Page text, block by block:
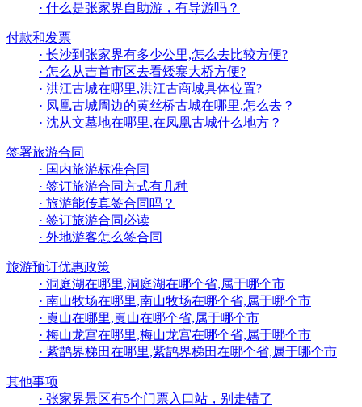
· 什么是张家界自助游，有导游吗？
付款和发票
· 长沙到张家界有多少公里,怎么去比较方便?
· 怎么从吉首市区去看矮寨大桥方便?
· 洪江古城在哪里,洪江古商城具体位置?
· 凤凰古城周边的黄丝桥古城在哪里,怎么去？
· 沈从文墓地在哪里,在凤凰古城什么地方？
签署旅游合同
· 国内旅游标准合同
· 签订旅游合同方式有几种
· 旅游能传真签合同吗？
· 签订旅游合同必读
· 外地游客怎么签合同
旅游预订优惠政策
· 洞庭湖在哪里,洞庭湖在哪个省,属于哪个市
· 南山牧场在哪里,南山牧场在哪个省,属于哪个市
· 崀山在哪里,崀山在哪个省,属于哪个市
· 梅山龙宫在哪里,梅山龙宫在哪个省,属于哪个市
· 紫鹊界梯田在哪里,紫鹊界梯田在哪个省,属于哪个市
其他事项
· 张家界景区有5个门票入口站，别走错了